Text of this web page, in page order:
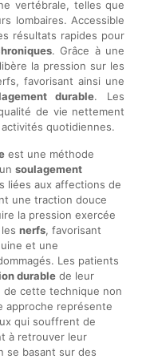
vertébrale, telles que
lombaires. Accessible
résultats rapides pour
. Grâce à une
la pression sur les
favorisant ainsi une
durable. Les
de vie nettement
quotidiennes.
est une méthode
soulagement
liées aux affections de
une traction douce
la pression exercée
nerfs, favorisant
et une
Les patients
durablede leur
de cette technique non
approche représente
qui souffrent de
à retrouver leur
se basant sur des